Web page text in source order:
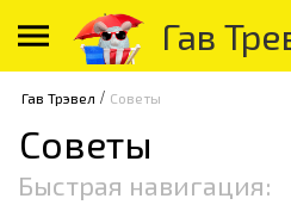
Гав
Гав Трэвел / Советы
Советы
Быстрая навигация: